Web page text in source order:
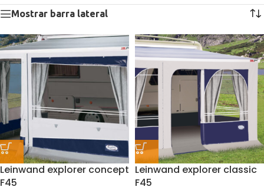
Mostrar barra lateral
Leinwand explorer concept
F45
Leinwand explorer classic
F45